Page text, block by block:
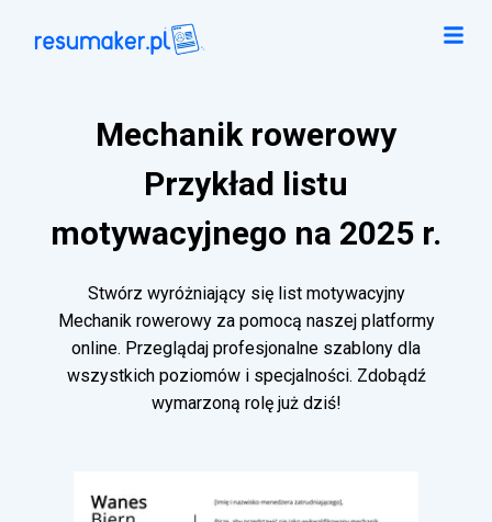
Mechanik rowerowy
Przykład listu
motywacyjnego na 2025 r.
Stwórz wyróżniający się list motywacyjny
Mechanik rowerowy za pomocą naszej platformy
online. Przeglądaj profesjonalne szablony dla
wszystkich poziomów i specjalności. Zdobądź
wymarzoną rolę już dziś!